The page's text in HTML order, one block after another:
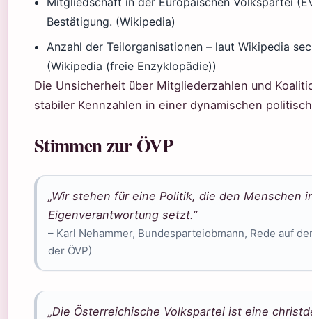
Bestätigung. (Wikipedia)
Anzahl der Teilorganisationen – laut Wikipedia
(Wikipedia (freie Enzyklopädie))
Die Unsicherheit über Mitgliederzahlen und
stabiler Kennzahlen in einer dynamischen
Stimmen zur ÖVP
„Wir stehen für eine Politik, die den Menschen
Eigenverantwortung setzt.”
– Karl Nehammer, Bundesparteiobmann, Rede auf
der ÖVP)
„Die Österreichische Volkspartei ist eine